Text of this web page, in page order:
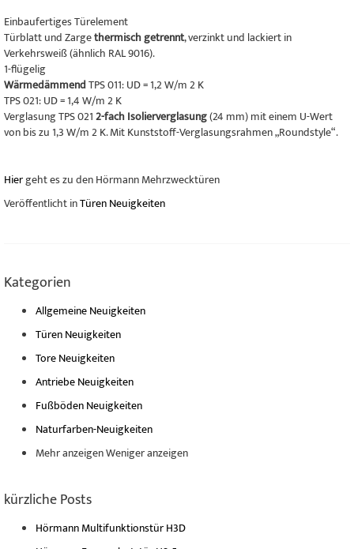
Einbaufertiges Türelement
Türblatt und Zargethermisch getrennt, verzinkt und lackiert in
Verkehrsweiß (ähnlich RAL 9016).
1-flügelig
WärmedämmendTPS 011: UD = 1,2 W/m 2 K
TPS 021: UD = 1,4 W/m 2 K
Verglasung TPS 0212-fach Isolierverglasung(24 mm) mit einem U-Wert
von bis zu 1,3 W/m 2 K. Mit Kunststoff-Verglasungsrahmen „Roundstyle“.
Hiergeht es zu den Hörmann Mehrzwecktüren
Veröffentlicht inTüren Neuigkeiten
Kategorien
Allgemeine Neuigkeiten
Türen Neuigkeiten
Tore Neuigkeiten
Antriebe Neuigkeiten
Fußböden Neuigkeiten
Naturfarben-Neuigkeiten
Mehr anzeigenWeniger anzeigen
kürzliche Posts
Hörmann Multifunktionstür H3D